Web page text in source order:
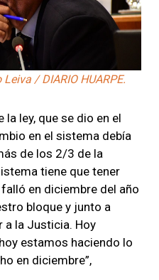
/ DIARIO HUARPE.
la ley, que se dio en el
en el sistema debía
de los 2/3 de la
tiene que tener
en diciembre del año
bloque y junto a
la Justicia. Hoy
estamos haciendo lo
en diciembre”,